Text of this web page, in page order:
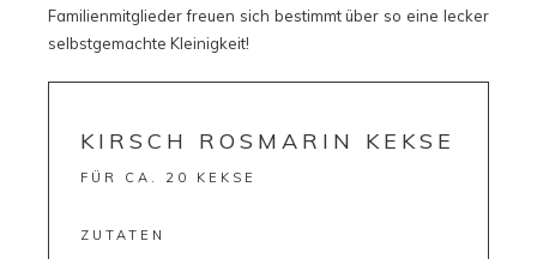
Familienmitglieder freuen sich bestimmt über so eine lecker
selbstgemachte Kleinigkeit!
KIRSCH ROSMARIN KEKSE
FÜR CA. 20 KEKSE
ZUTATEN